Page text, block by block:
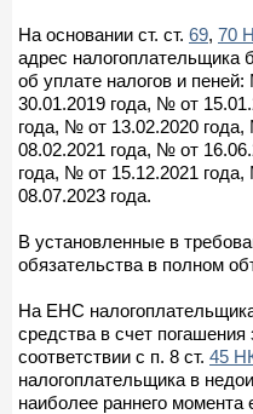
На основании ст. ст. 69, 70
адрес налогоплательщика
об уплате налогов и
30.01.2019 года, № от
года, № от 13.02.2020
08.02.2021 года, № от
года, № от 15.12.2021
08.07.2023 года.
В установленные в
обязательства в полном
На ЕНС
средства в счет
соответствии с п. 8 ст. 45
налогоплательщика в
наиболее раннего момента